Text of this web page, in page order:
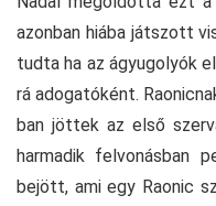
azonban hiába játszott
tudta ha az ágyugolyók
rá adogatóként.
ban jöttek az első
harmadik felvonásban
bejött, ami egy Raonic